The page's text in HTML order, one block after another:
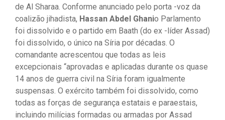
de Al Sharaa. Conforme anunciado pelo porta -voz da
coalizão jihadista, Hassan Abdel Ghanio Parlamento
foi dissolvido e o partido em Baath (do ex -líder Assad)
foi dissolvido, o único na Síria por décadas. O
comandante acrescentou que todas as leis
excepcionais “aprovadas e aplicadas durante os quase
14 anos de guerra civil na Síria foram igualmente
suspensas. O exército também foi dissolvido, como
todas as forças de segurança estatais e paraestais,
incluindo milícias formadas ou armadas por Assad